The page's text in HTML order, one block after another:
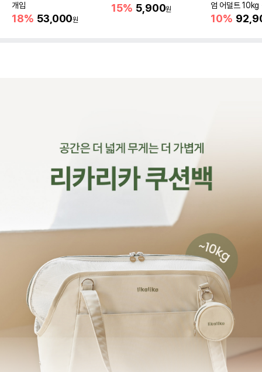
개입
18% 53,000원
15% 5,900원
엄 어덜트 10kg
증진
10%